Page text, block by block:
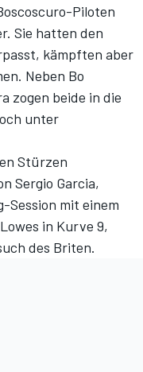
Piloten
Sie hatten den
kämpften aber
Neben Bo
zogen beide in die
unter
Stürzen
Sergio Garcia,
Session mit einem
in Kurve 9,
des Briten.